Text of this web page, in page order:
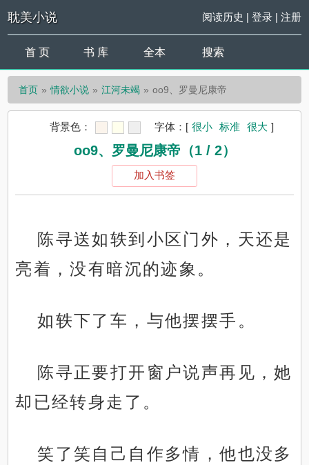
耽美小说 阅读历史 | 登录| 注册
首 页 书 库 全本 搜索
首页 情欲小说 江河未竭 oo9、罗曼尼康帝
背景色： 字体： [ 很小 标准 很大 ]
oo9、罗曼尼康帝（1 / 2）
加入书签
陈寻送如轶到小区门外，天还是
亮着，没有暗沉的迹象。
如轶下了车，与他摆摆手。
陈寻正要打开窗户说声再见，她
却已经转身走了。
笑了笑自己自作多情，他也没多